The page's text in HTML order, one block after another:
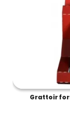
Grattoir